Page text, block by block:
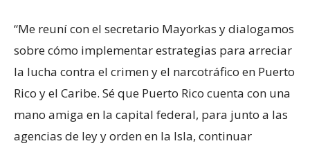
“Me reuní con el secretario Mayorkas y dialogamos
sobre cómo implementar estrategias para arreciar
la lucha contra el crimen y el narcotráfico en Puerto
Rico y el Caribe. Sé que Puerto Rico cuenta con una
mano amiga en la capital federal, para junto a las
agencias de ley y orden en la Isla, continuar